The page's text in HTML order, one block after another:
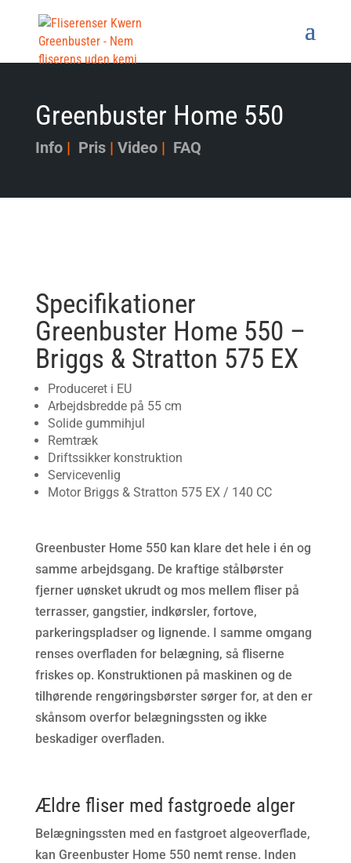
Greenbuster Home 550
Info| Pris| Video| FAQ
Specifikationer
Greenbuster Home 550 –
Briggs & Stratton 575 EX
Produceret i EU
Arbejdsbredde på 55 cm
Solide gummihjul
Remtræk
Driftssikker konstruktion
Servicevenlig
Motor Briggs & Stratton 575 EX / 140 CC
Greenbuster Home 550 kan klare det hele i én og
samme arbejdsgang. De kraftige stålbørster
fjerner uønsket ukrudt og mos mellem fliser på
terrasser, gangstier, indkørsler, fortove,
parkeringspladser og lignende. I samme omgang
renses overfladen for belægning, så fliserne
friskes op. Konstruktionen på maskinen og de
tilhørende rengøringsbørster sørger for, at den er
skånsom overfor belægningssten og ikke
beskadiger overfladen.
Ældre fliser med fastgroede alger
Belægningssten med en fastgroet algeoverflade,
kan Greenbuster Home 550 nemt rense. Inden